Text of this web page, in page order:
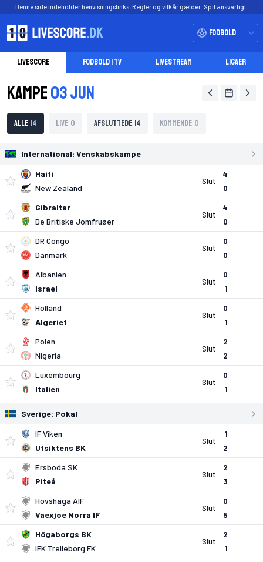
Denne side indeholder henvisningslinks. Regler og vilkår gælder. Spil ansvarligt.
Fodbold
LIVESCORE FODBOLD I TV LIVESTREAM LIGAER
Kampe03 Jun
Alle Live Afsluttede Kommende
International: Venskabskampe
Haiti
New Zealand
Slut
4
0
Gibraltar
De Britiske Jomfruøer
Slut
4
0
DR Congo
Danmark
Slut
0
0
Albanien
Israel
Slut
0
1
Holland
Algeriet
Slut
0
1
Polen
Nigeria
Slut
2
2
Luxembourg
Italien
Slut
0
1
Sverige: Pokal
IF Viken
Utsiktens BK
Slut
1
2
Ersboda SK
Piteå
Slut
2
3
Hovshaga AIF
Vaexjoe Norra IF
Slut
0
5
Högaborgs BK
IFK Trelleborg FK
Slut
2
1